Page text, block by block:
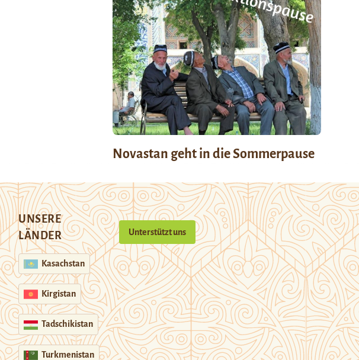
Novastan geht in die Sommerpause
UNSERE
LÄNDER
Kasachstan
Kirgistan
Tadschikistan
Turkmenistan
Unterstützt uns